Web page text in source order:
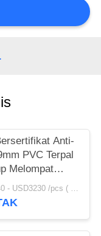
Anti-
PVC Terpal
Melompat
Dijual
USD2640 - USD3230 /pcs ( price just for reference, detailed prices need to be confirmed） MOQ:1PC